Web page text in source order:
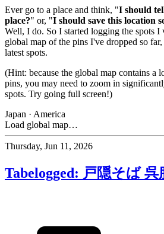
Ever go to a place and think, "I should
place?" or, "I should save this location
Well, I do. So I started logging the spots
global map of the pins I've dropped so
latest spots.
(Hint: because the global map contains a
pins, you may need to zoom in
spots. Try going full screen!)
Japan · America
Load global map…
Thursday, Jun 11, 2026
Tabelogged: 戸隠そば 呉